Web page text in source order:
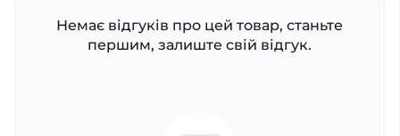
Немає відгуків про цей товар, станьте
першим, залиште свій відгук.